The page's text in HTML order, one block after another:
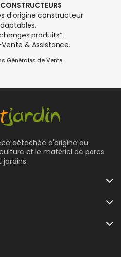
d'origine constructeur
produits*.
& Assistance.
Générales de Vente
détachée d'origine ou
et le matériel de parcs
jardins.